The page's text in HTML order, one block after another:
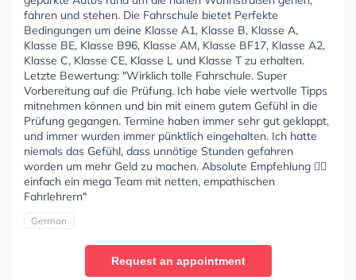
fahren und stehen. Die Fahrschule bietet Perfekte
Bedingungen um deine Klasse A1, Klasse B, Klasse A,
Klasse BE, Klasse B96, Klasse AM, Klasse BF17, Klasse A2,
Klasse C, Klasse CE, Klasse L und Klasse T zu erhalten.
Letzte Bewertung: "Wirklich tolle Fahrschule. Super
Vorbereitung auf die Prüfung. Ich habe viele wertvolle Tipps
mitnehmen können und bin mit einem gutem Gefühl in die
Prüfung gegangen. Termine haben immer sehr gut geklappt,
und immer wurden immer pünktlich eingehalten. Ich hatte
niemals das Gefühl, dass unnötige Stunden gefahren
worden um mehr Geld zu machen. Absolute Empfehlung 👍🏻
einfach ein mega Team mit netten, empathischen
Fahrlehrern"
German
Request an appointment